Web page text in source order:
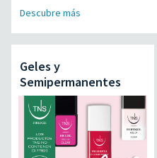
Descubre más
Geles y
Semipermanentes